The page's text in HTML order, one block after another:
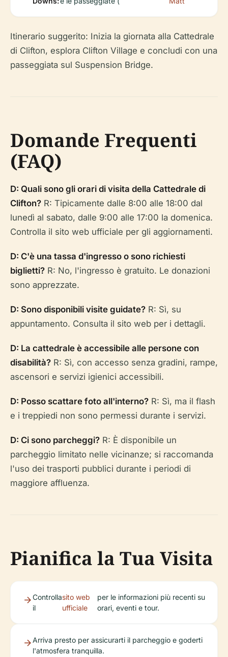
Itinerario suggerito: Inizia la giornata alla Cattedrale
di Clifton, esplora Clifton Village e concludi con una
passeggiata sul Suspension Bridge.
Domande Frequenti
(FAQ)
D: Quali sono gli orari di visita della Cattedrale di
Clifton? R: Tipicamente dalle 8:00 alle 18:00 dal
lunedì al sabato, dalle 9:00 alle 17:00 la domenica.
Controlla il sito web ufficiale per gli aggiornamenti.
D: C'è una tassa d'ingresso o sono richiesti
biglietti? R: No, l'ingresso è gratuito. Le donazioni
sono apprezzate.
D: Sono disponibili visite guidate? R: Sì, su
appuntamento. Consulta il sito web per i dettagli.
D: La cattedrale è accessibile alle persone con
disabilità? R: Sì, con accesso senza gradini, rampe,
ascensori e servizi igienici accessibili.
D: Posso scattare foto all'interno? R: Sì, ma il flash
e i treppiedi non sono permessi durante i servizi.
D: Ci sono parcheggi? R: È disponibile un
parcheggio limitato nelle vicinanze; si raccomanda
l'uso dei trasporti pubblici durante i periodi di
maggiore affluenza.
Pianifica la Tua Visita
Controlla
il
sito web
ufficiale
per le informazioni più recenti su
orari, eventi e tour.
Arriva presto per assicurarti il parcheggio e goderti
l'atmosfera tranquilla.